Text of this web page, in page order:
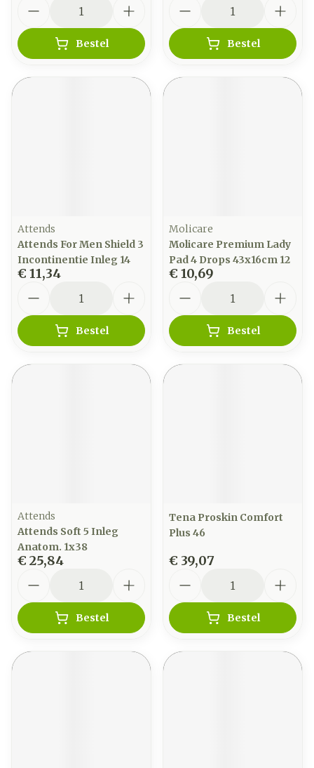
Bestel Bestel
Attends
Attends For Men Shield 3
Incontinentie Inleg 14
€ 11,34
Bestel
Molicare
Molicare Premium Lady
Pad 4 Drops 43x16cm 12
€ 10,69
Bestel
Attends
Attends Soft 5 Inleg
Anatom. 1x38
€ 25,84
Bestel
Tena Proskin Comfort
Plus 46
€ 39,07
Bestel